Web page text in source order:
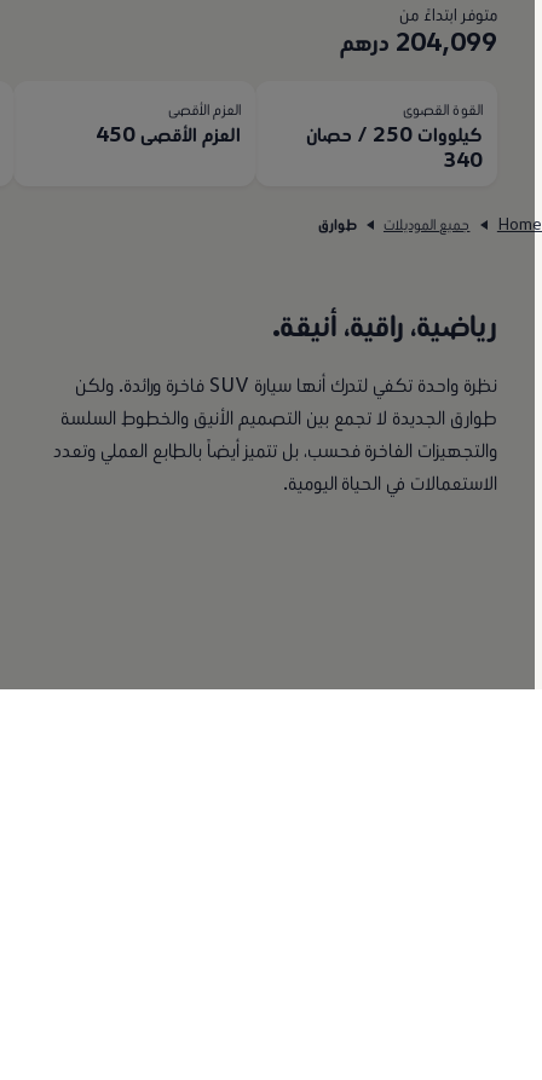
متوفر ابتداءً من
204,099 درهم
القوة القصوى
كيلووات 250 / حصان
340
العزم الأقصى
العزم الأقصى 450
جميع الموديلات طوارق
رياضية، راقية، أنيقة.
نظرة واحدة تكفي لتدرك أنها سيارة SUV فاخرة ورائدة. ولكن
طوارق الجديدة لا تجمع بين التصميم الأنيق والخطوط السلسة
والتجهيزات الفاخرة فحسب، بل تتميز أيضاً بالطابع العملي وتعدد
الاستعمالات في الحياة اليومية.